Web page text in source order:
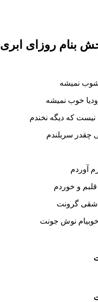
بنام روزای ابری
نمیشه
خوب نمیشه
که دیگه نخندم
چقدر سربلندم
آوردم
و خوردم
گرونت
نوش جونت